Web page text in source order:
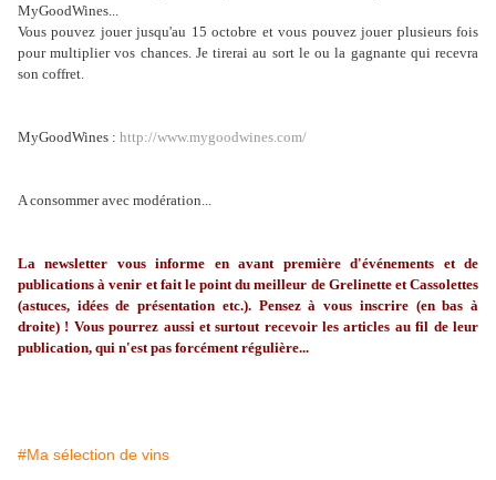
MyGoodWines...
Vous pouvez jouer jusqu'au 15 octobre et vous pouvez jouer plusieurs fois
pour multiplier vos chances. Je tirerai au sort le ou la gagnante qui recevra
son coffret.
MyGoodWines : http://www.mygoodwines.com/
A consommer avec modération...
Lanewsletter vous informe en avant première d'événements et de
publications à venir et fait le point du meilleur de Grelinetteet Cassolettes
(astuces, idées de présentation etc.). Pensez à vous inscrire (en bas à
droite) ! Vous pourrez aussi et surtout recevoir les articles au fil de leur
publication, qui n'est pas forcément régulière...
#Ma sélection de vins